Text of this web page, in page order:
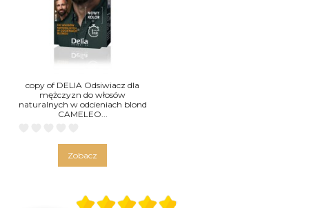
copy of DELIA Odsiwiacz dla
mężczyzn do włosów
naturalnych w odcieniach blond
CAMELEO...
Zobacz